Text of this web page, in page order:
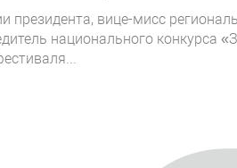
президента, вице-мисс
национального конкурса